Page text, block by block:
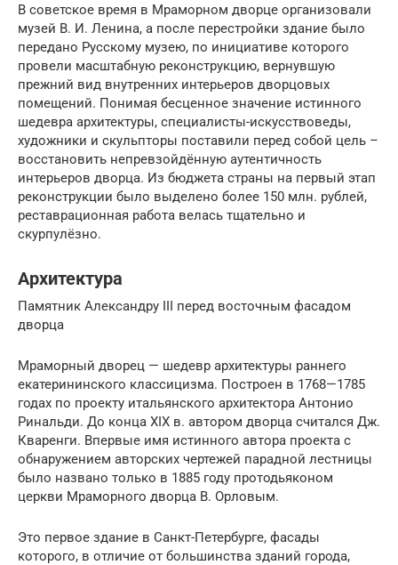
В советское время в Мраморном дворце организовали
музей В. И. Ленина, а после перестройки здание было
передано Русскому музею, по инициативе которого
провели масштабную реконструкцию, вернувшую
прежний вид внутренних интерьеров дворцовых
помещений. Понимая бесценное значение истинного
шедевра архитектуры, специалисты-искусствоведы,
художники и скульпторы поставили перед собой цель –
восстановить непревзойдённую аутентичность
интерьеров дворца. Из бюджета страны на первый этап
реконструкции было выделено более 150 млн. рублей,
реставрационная работа велась тщательно и
скурпулёзно.
Архитектура
Памятник Александру III перед восточным фасадом
дворца
Мраморный дворец — шедевр архитектуры раннего
екатерининского классицизма. Построен в 1768—1785
годах по проекту итальянского архитектора Антонио
Ринальди. До конца XIX в. автором дворца считался Дж.
Кваренги. Впервые имя истинного автора проекта с
обнаружением авторских чертежей парадной лестницы
было названо только в 1885 году протодьяконом
церкви Мраморного дворца В. Орловым.
Это первое здание в Санкт-Петербурге, фасады
которого, в отличие от большинства зданий города,